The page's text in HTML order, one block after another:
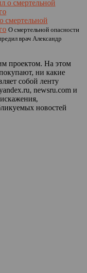
смертельной
О смертельной опасности
врач Александр
проектом. На этом
ни какие
собой ленту
newsru.com и
новостей